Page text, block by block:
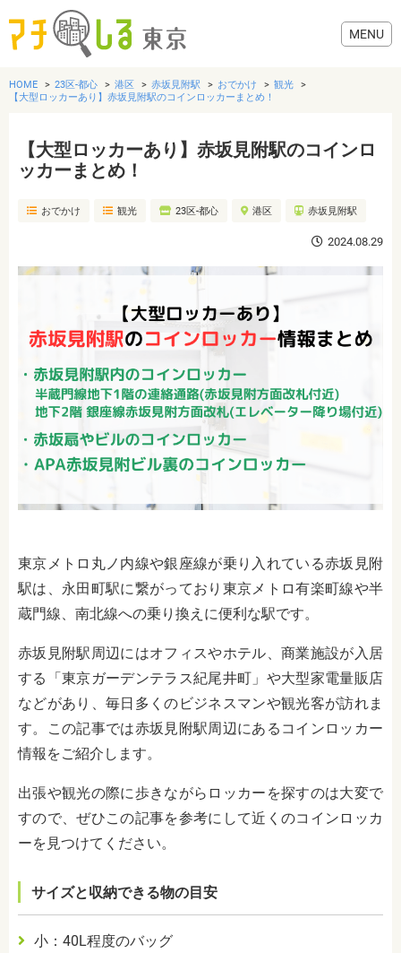
グルメ
美容・健康
歯医者・病院
生活
HOME 23区-都心 港区 赤坂見附駅 おでかけ
観光
【大型ロッカーあり】赤坂見附駅のコインロッカーまとめ！
【大型ロッカーあり】赤坂見附駅のコインロ
ッカーまとめ！
おでかけ 観光 23区-都心 港区 赤坂見附駅
2024.08.29
東京メトロ丸ノ内線や銀座線が乗り入れている赤坂見附
駅は、永田町駅に繋がっており東京メトロ有楽町線や半
蔵門線、南北線への乗り換えに便利な駅です。
赤坂見附駅周辺にはオフィスやホテル、商業施設が入居
する「東京ガーデンテラス紀尾井町」や大型家電量販店
などがあり、毎日多くのビジネスマンや観光客が訪れま
す。
この記事では赤坂見附駅周辺にあるコインロッカー
情報をご紹介します。
出張や観光の際に歩きながらロッカーを探すのは大変で
すので、ぜひこの記事を参考にして近くのコインロッカ
ーを見つけてください。
サイズと収納できる物の目安
小：40L程度のバッグ